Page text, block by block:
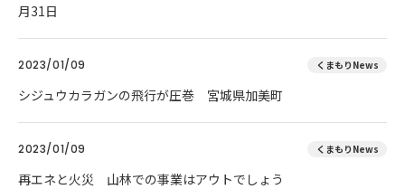
月31日
2023/01/09 くまもりNews
シジュウカラガンの飛行が圧巻 宮城県加美町
2023/01/09 くまもりNews
再エネと火災 山林での事業はアウトでしょう